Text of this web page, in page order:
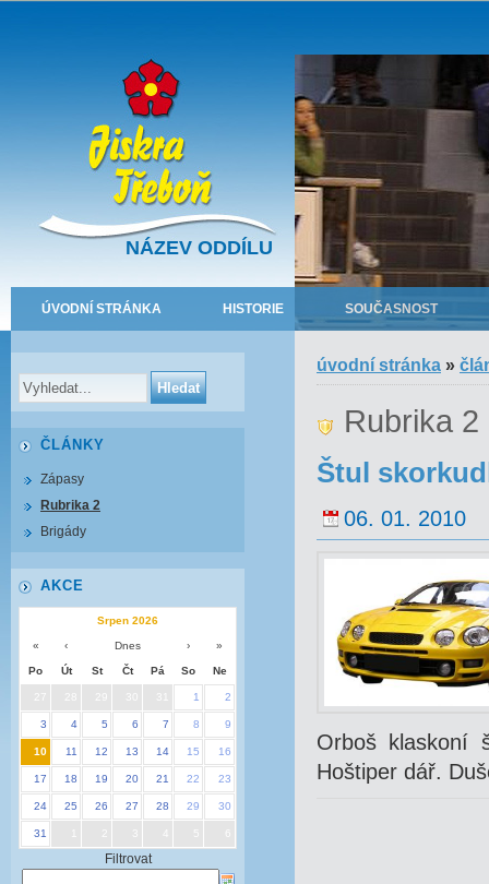
NÁZEV ODDÍLU
ÚVODNÍ STRÁNKA HISTORIE SOUČASNOST
úvodní stránka »
Rubrika 2
Štul
06. 01. 2010
Orboš klaskoní
Hoštiper dář.
ČLÁNKY
Zápasy
Rubrika 2
Brigády
AKCE
Srpen 2026
« ‹ Dnes › »
Po Út St Čt Pá So Ne
27 29 30 31 1 2
3 4 5 6 7 8 9
10 11 12 13 14 15 16
17 18 19 20 21 22 23
24 25 26 27 28 29 30
31 3 5
Filtrovat